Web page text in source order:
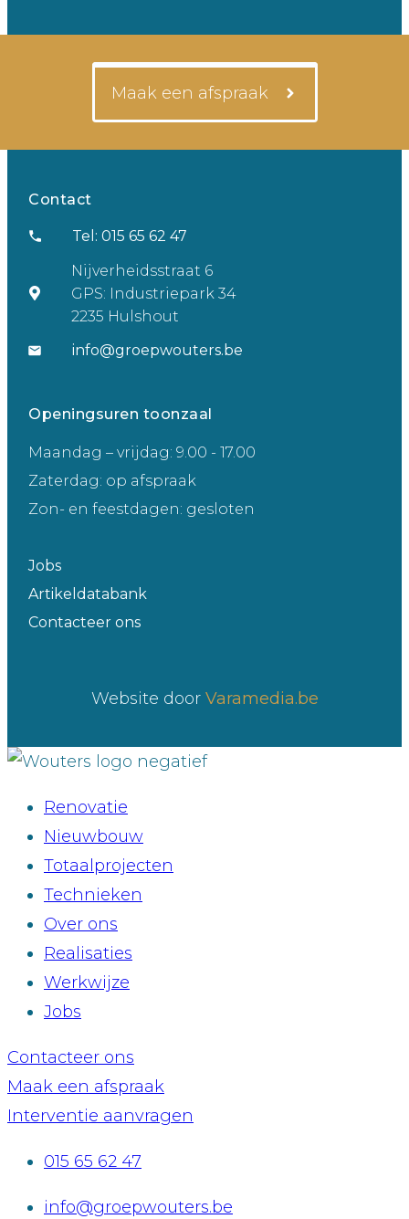
Maak een afspraak
Contact
Tel: 015 65 62 47
Nijverheidsstraat 6
GPS: Industriepark 34
2235 Hulshout
info@groepwouters.be
Openingsuren toonzaal
Maandag – vrijdag: 9.00 - 17.00
Zaterdag: op afspraak
Zon- en feestdagen: gesloten
Jobs
Artikeldatabank
Contacteer ons
Website door Varamedia.be
Renovatie
Nieuwbouw
Totaalprojecten
Technieken
Over ons
Realisaties
Werkwijze
Jobs
Contacteer ons
Maak een afspraak
Interventie aanvragen
015 65 62 47
info@groepwouters.be